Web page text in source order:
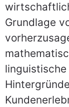
Grundlage